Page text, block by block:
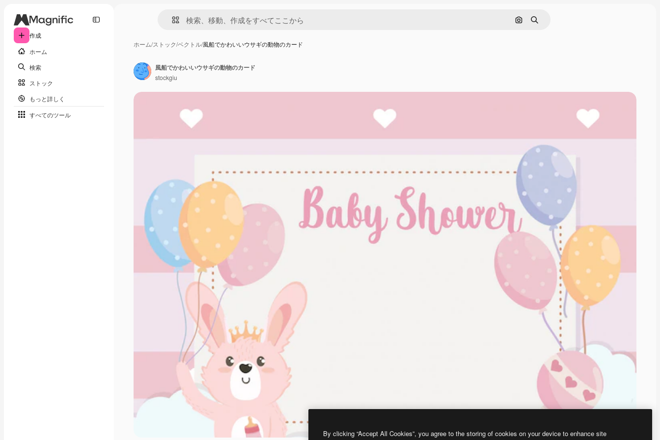
作成
ホーム
検索
ストック
もっと詳しく
すべてのツール
画像で検索
検索
ホーム/ストック/ベクトル/風船でかわいいウサギの動物のカード
風船でかわいいウサギの動物のカード
stockgiu
By clicking “Accept All Cookies”, you agree to the storing of cookies on your device to enhance site